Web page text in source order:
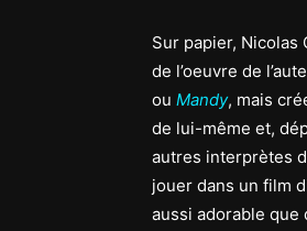
Sur papier, Nicolas
de l’oeuvre de
ou Mandy, mais
de lui-même et,
autres interprètes
jouer dans un film
aussi adorable que